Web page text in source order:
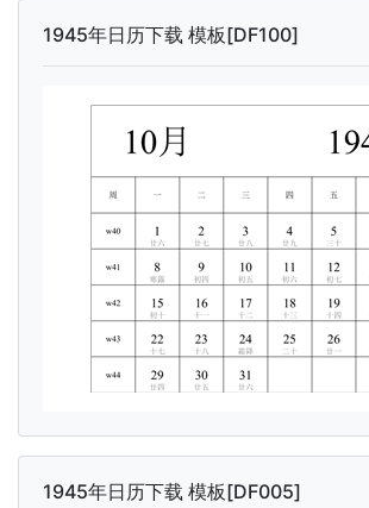
1945年日历下载 模板[DF100]
1945年日历下载 模板[DF005]